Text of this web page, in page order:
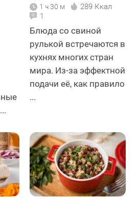
1 ч 30 м 289 Ккал
1
Блюда со свиной
рулькой встречаются в
кухнях многих стран
мира. Из-за эффектной
подачи её, как правило
...